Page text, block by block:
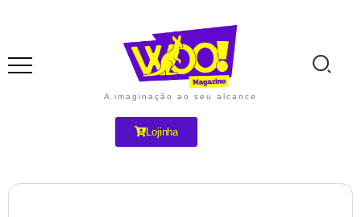
A imaginação ao seu alcance
Lojinha